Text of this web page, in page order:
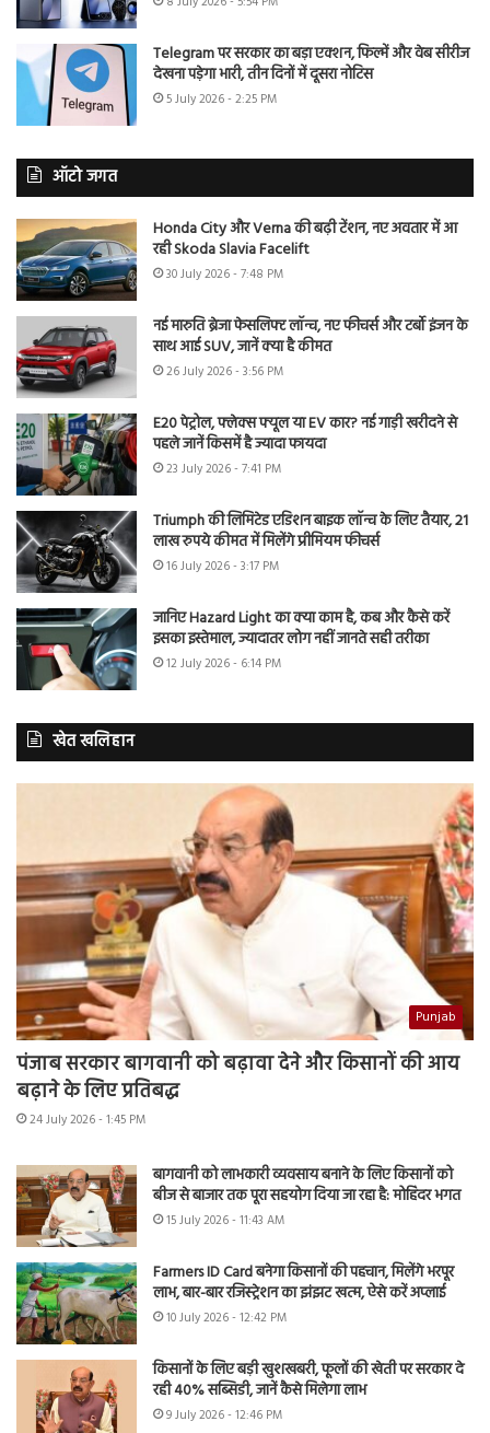
Telegram पर सरकार का बड़ा एक्शन, फिल्में और वेब सीरीज
देखना पड़ेगा भारी, तीन दिनों में दूसरा नोटिस
5 July 2026 - 2:25 PM
ऑटो जगत
Honda City और Verna की बढ़ी टेंशन, नए अवतार में आ
रही Skoda Slavia Facelift
30 July 2026 - 7:48 PM
नई मारुति ब्रेजा फेसलिफ्ट लॉन्च, नए फीचर्स और टर्बो इंजन के
साथ आई SUV, जानें क्या है कीमत
26 July 2026 - 3:56 PM
E20 पेट्रोल, फ्लेक्स फ्यूल या EV कार? नई गाड़ी खरीदने से
पहले जानें किसमें है ज्यादा फायदा
23 July 2026 - 7:41 PM
Triumph की लिमिटेड एडिशन बाइक लॉन्च के लिए तैयार, 21
लाख रुपये कीमत में मिलेंगे प्रीमियम फीचर्स
16 July 2026 - 3:17 PM
जानिए Hazard Light का क्या काम है, कब और कैसे करें
इसका इस्तेमाल, ज्यादातर लोग नहीं जानते सही तरीका
12 July 2026 - 6:14 PM
खेत खलिहान
Punjab
पंजाब सरकार बागवानी को बढ़ावा देने और किसानों की आय
बढ़ाने के लिए प्रतिबद्ध
24 July 2026 - 1:45 PM
बागवानी को लाभकारी व्यवसाय बनाने के लिए किसानों को
बीज से बाजार तक पूरा सहयोग दिया जा रहा है: मोहिंदर भगत
15 July 2026 - 11:43 AM
Farmers ID Card बनेगा किसानों की पहचान, मिलेंगे भरपूर
लाभ, बार-बार रजिस्ट्रेशन का झंझट खत्म, ऐसे करें अप्लाई
10 July 2026 - 12:42 PM
किसानों के लिए बड़ी खुशखबरी, फूलों की खेती पर सरकार दे
रही 40% सब्सिडी, जानें कैसे मिलेगा लाभ
9 July 2026 - 12:46 PM